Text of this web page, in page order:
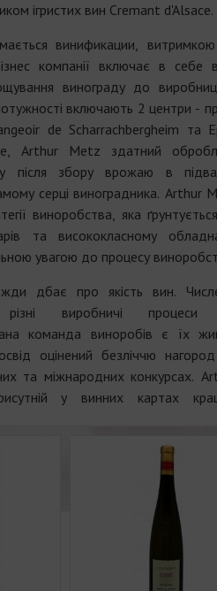
ігристих вин Cremant d'Alsace.
винификации,
компанії включає в себе
винограду до
включають 2 центри -
de Scharrachbergheim та
Arthur Metz здатний
після збору врожаю в
серці виноградника. Arthur
виноробства, яка
та висококласному
увагою до процесу
дбає про якість вин.
різні виробничі процеси
команда виноробів є їх
оцінений безліччю
та міжнародних конкурсах.
у винних картах